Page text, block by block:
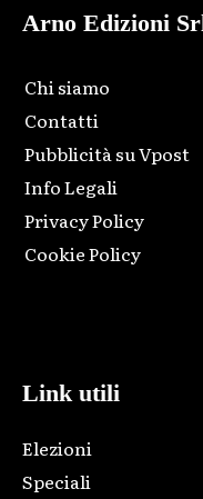
Arno Edizioni
Chi siamo
Contatti
Pubblicità su Vpost
Info Legali
Privacy Policy
Cookie Policy
Link utili
Elezioni
Speciali